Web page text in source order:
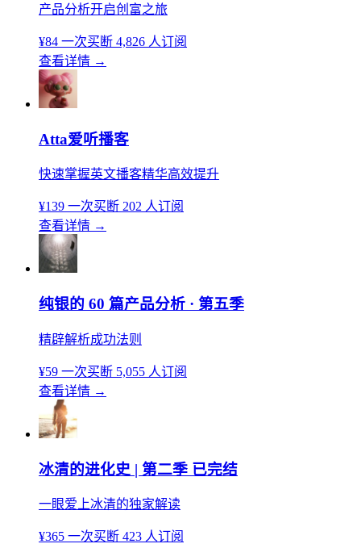
产品分析开启创富之旅
¥84 一次买断 4,826 人订阅
查看详情 →
Atta爱听播客
快速掌握英文播客精华高效提升
¥139 一次买断 202 人订阅
查看详情 →
纯银的 60 篇产品分析 · 第五季
精辟解析成功法则
¥59 一次买断 5,055 人订阅
查看详情 →
冰清的进化史 | 第二季 已完结
一眼爱上冰清的独家解读
¥365 一次买断 423 人订阅